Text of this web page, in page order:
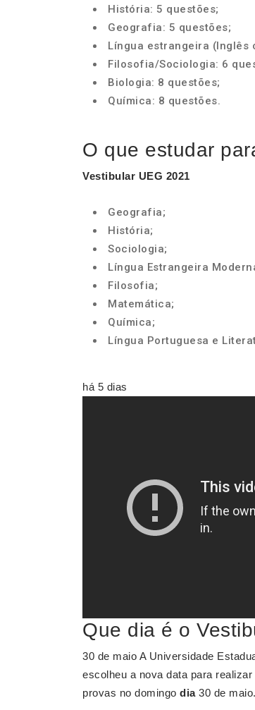
História: 5 questões;
Geografia: 5 questões;
Língua estrangeira (Inglês
Filosofia/Sociologia: 6
Biologia: 8 questões;
Química: 8 questões.
O que estudar
Vestibular UEG 2021
Geografia;
História;
Sociologia;
Língua Estrangeira
Filosofia;
Matemática;
Química;
Língua Portuguesa e
há 5 dias
Que dia é o
30 de maio A Universidade
escolheu a nova data para realizar
provas no domingo dia30 de maio.